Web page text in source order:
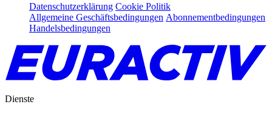
Datenschutzerklärung Cookie Politik
Allgemeine Geschäftsbedingungen Abonnementbedingungen
Handelsbedingungen
Dienste